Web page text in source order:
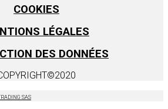
COOKIES
LÉGALES
DES DONNÉES
SAS